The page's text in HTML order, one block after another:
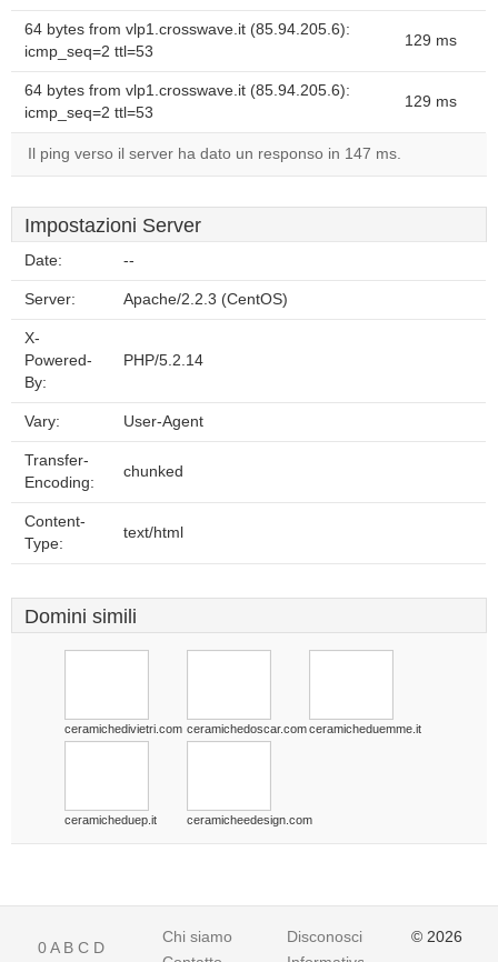
64 bytes from vlp1.crosswave.it (85.94.205.6):
icmp_seq=2 ttl=53
129 ms
64 bytes from vlp1.crosswave.it (85.94.205.6):
icmp_seq=2 ttl=53
129 ms
Il ping verso il server ha dato un responso in 147 ms.
Impostazioni Server
Date: --
Server: Apache/2.2.3 (CentOS)
X-
Powered-
By:
PHP/5.2.14
Vary: User-Agent
Transfer-
Encoding:
chunked
Content-
Type:
text/html
Domini simili
ceramichedivietri.com ceramichedoscar.comceramicheduemme.it
ceramicheduep.it ceramicheedesign.com
0A B C D
Chi siamo
Disconoscimento
© 2026